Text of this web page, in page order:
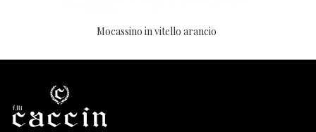
Mocassino in vitello arancio